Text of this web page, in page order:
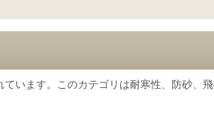
います。このカテゴリは耐寒性、防砂、